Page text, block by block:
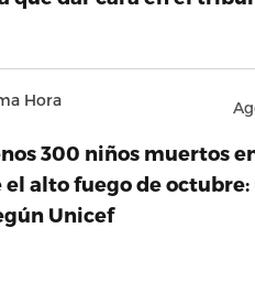
Hora
300 niños muertos
el alto fuego de octubre:
Unicef